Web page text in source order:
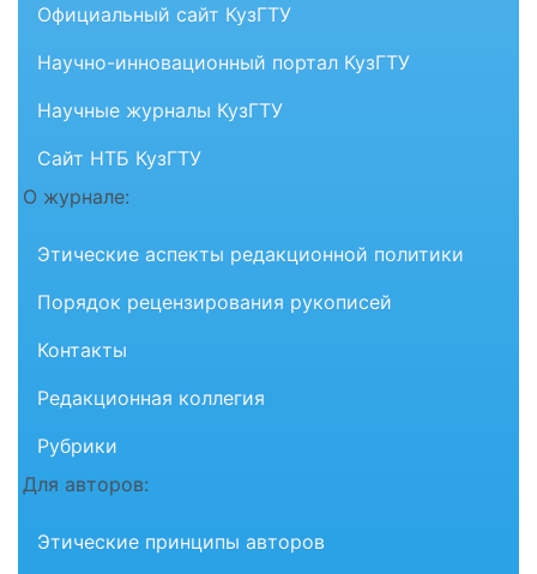
Официальный сайт КузГТУ
Научно-инновационный портал КузГТУ
Научные журналы КузГТУ
Сайт НТБ КузГТУ
О журнале:
Этические аспекты редакционной политики
Порядок рецензирования рукописей
Контакты
Редакционная коллегия
Рубрики
Для авторов:
Этические принципы авторов